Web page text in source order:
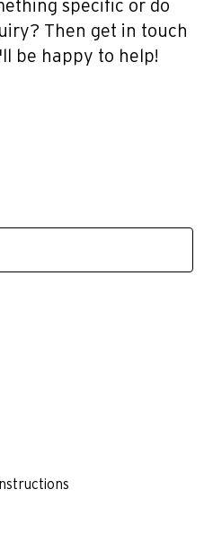
specific or do
Then get in touch
be happy to help!